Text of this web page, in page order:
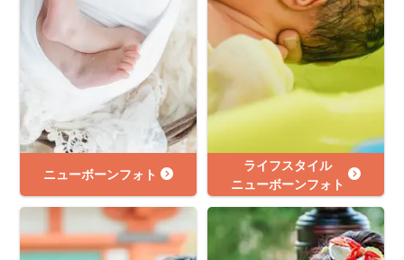
ニューボーンフォト
ライフスタイル
ニューボーンフォト